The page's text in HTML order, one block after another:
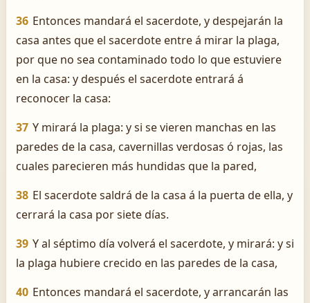
36 Entonces mandará el sacerdote, y despejarán la
casa antes que el sacerdote entre á mirar la plaga,
por que no sea contaminado todo lo que estuviere
en la casa: y después el sacerdote entrará á
reconocer la casa:
37 Y mirará la plaga: y si se vieren manchas en las
paredes de la casa, cavernillas verdosas ó rojas, las
cuales parecieren más hundidas que la pared,
38 El sacerdote saldrá de la casa á la puerta de ella, y
cerrará la casa por siete días.
39 Y al séptimo día volverá el sacerdote, y mirará: y si
la plaga hubiere crecido en las paredes de la casa,
40 Entonces mandará el sacerdote, y arrancarán las